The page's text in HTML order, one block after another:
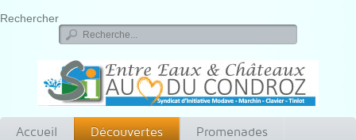
Rechercher
Accueil Découvertes
Promenades